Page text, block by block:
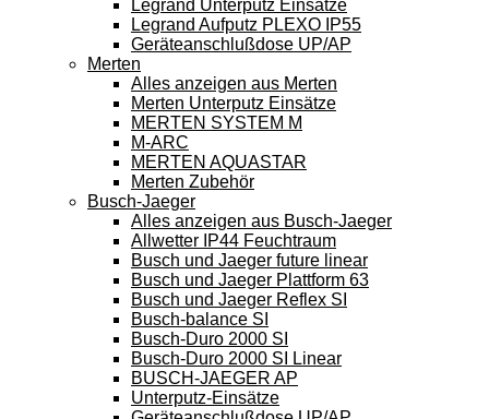
Legrand Unterputz Einsätze
Legrand Aufputz PLEXO IP55
Geräteanschlußdose UP/AP
Merten
Alles anzeigen aus Merten
Merten Unterputz Einsätze
MERTEN SYSTEM M
M-ARC
MERTEN AQUASTAR
Merten Zubehör
Busch-Jaeger
Alles anzeigen aus Busch-Jaeger
Allwetter IP44 Feuchtraum
Busch und Jaeger future linear
Busch und Jaeger Plattform 63
Busch und Jaeger Reflex SI
Busch-balance SI
Busch-Duro 2000 SI
Busch-Duro 2000 SI Linear
BUSCH-JAEGER AP
Unterputz-Einsätze